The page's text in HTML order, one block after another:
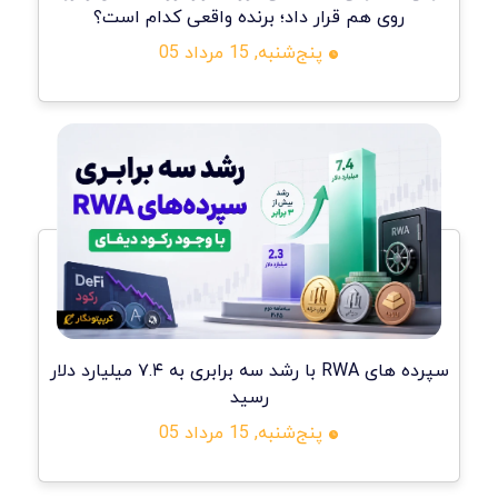
روی هم قرار داد؛ برنده واقعی کدام است؟
پنج‌شنبه, 15 مرداد 05
سپرده های RWA با رشد سه برابری به ۷.۴ میلیارد دلار
رسید
پنج‌شنبه, 15 مرداد 05